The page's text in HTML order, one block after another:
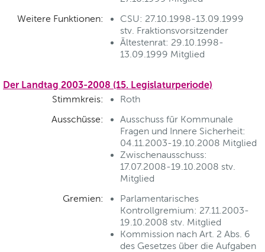
Weitere Funktionen:
CSU: 27.10.1998-13.09.1999
stv. Fraktionsvorsitzender
Ältestenrat: 29.10.1998-
13.09.1999 Mitglied
Der Landtag 2003-2008 (15. Legislaturperiode)
Stimmkreis:
Roth
Ausschüsse:
Ausschuss für Kommunale
Fragen und Innere Sicherheit:
04.11.2003-19.10.2008 Mitglied
Zwischenausschuss:
17.07.2008-19.10.2008 stv.
Mitglied
Gremien:
Parlamentarisches
Kontrollgremium: 27.11.2003-
19.10.2008 stv. Mitglied
Kommission nach Art. 2 Abs. 6
des Gesetzes über die Aufgaben